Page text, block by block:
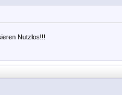
Nutzlos!!!